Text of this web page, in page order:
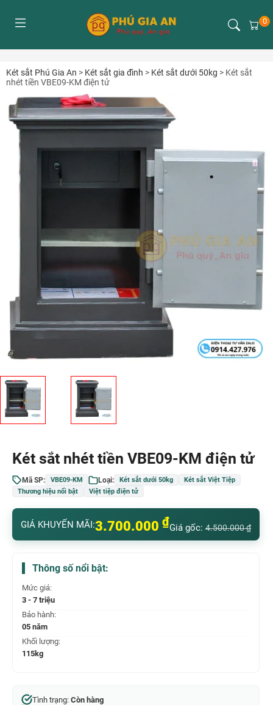
0
Két sắt Phú Gia An > Két sắt gia đình > Két sắt dưới 50kg > Két sắt
nhét tiền VBE09-KM điện tử
Két sắt nhét tiền VBE09-KM điện tử
Mã SP: VBE09-KM Loại: Két sắt dưới 50kg
Két sắt Việt Tiệp
Thương hiệu nổi bật
Việt tiệp điện tử
GIÁ KHUYẾN MÃI:3.700.000 ₫Giá gốc: 4.500.000₫
Thông số nổi bật:
Mức giá:
3 - 7 triệu
Bảo hành:
05 năm
Khối lượng:
115kg
Tình trạng: Còn hàng